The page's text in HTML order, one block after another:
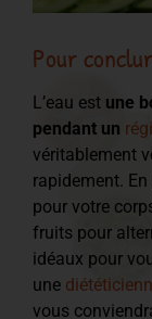
Pour
L’eau est une
pendant un
véritablement
rapidement.
pour votre
fruits pour
idéaux pour
une
vous